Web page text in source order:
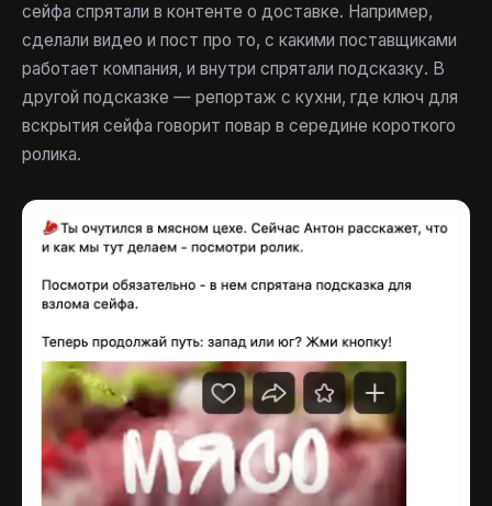
сейфа спрятали в контенте о доставке. Например,
сделали видео и пост про то, с какими поставщиками
работает компания, и внутри спрятали подсказку. В
другой подсказке — репортаж с кухни, где ключ для
вскрытия сейфа говорит повар в середине короткого
ролика.